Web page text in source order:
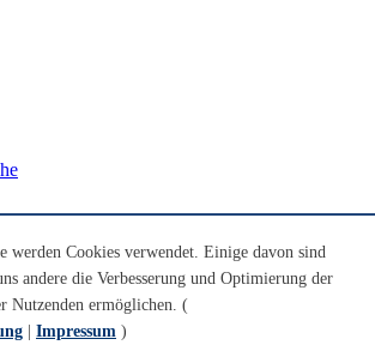
werden Cookies verwendet. Einige davon sind
andere die Verbesserung und Optimierung der
Nutzenden ermöglichen. (
Impressum )